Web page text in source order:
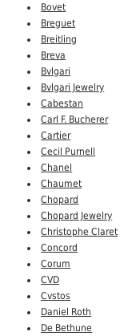
Bovet
Breguet
Breitling
Breva
Bvlgari
Bvlgari Jewelry
Cabestan
Carl F. Bucherer
Cartier
Cecil Purnell
Chanel
Chaumet
Chopard
Chopard Jewelry
Christophe Claret
Concord
Corum
CVD
Cvstos
Daniel Roth
De Bethune